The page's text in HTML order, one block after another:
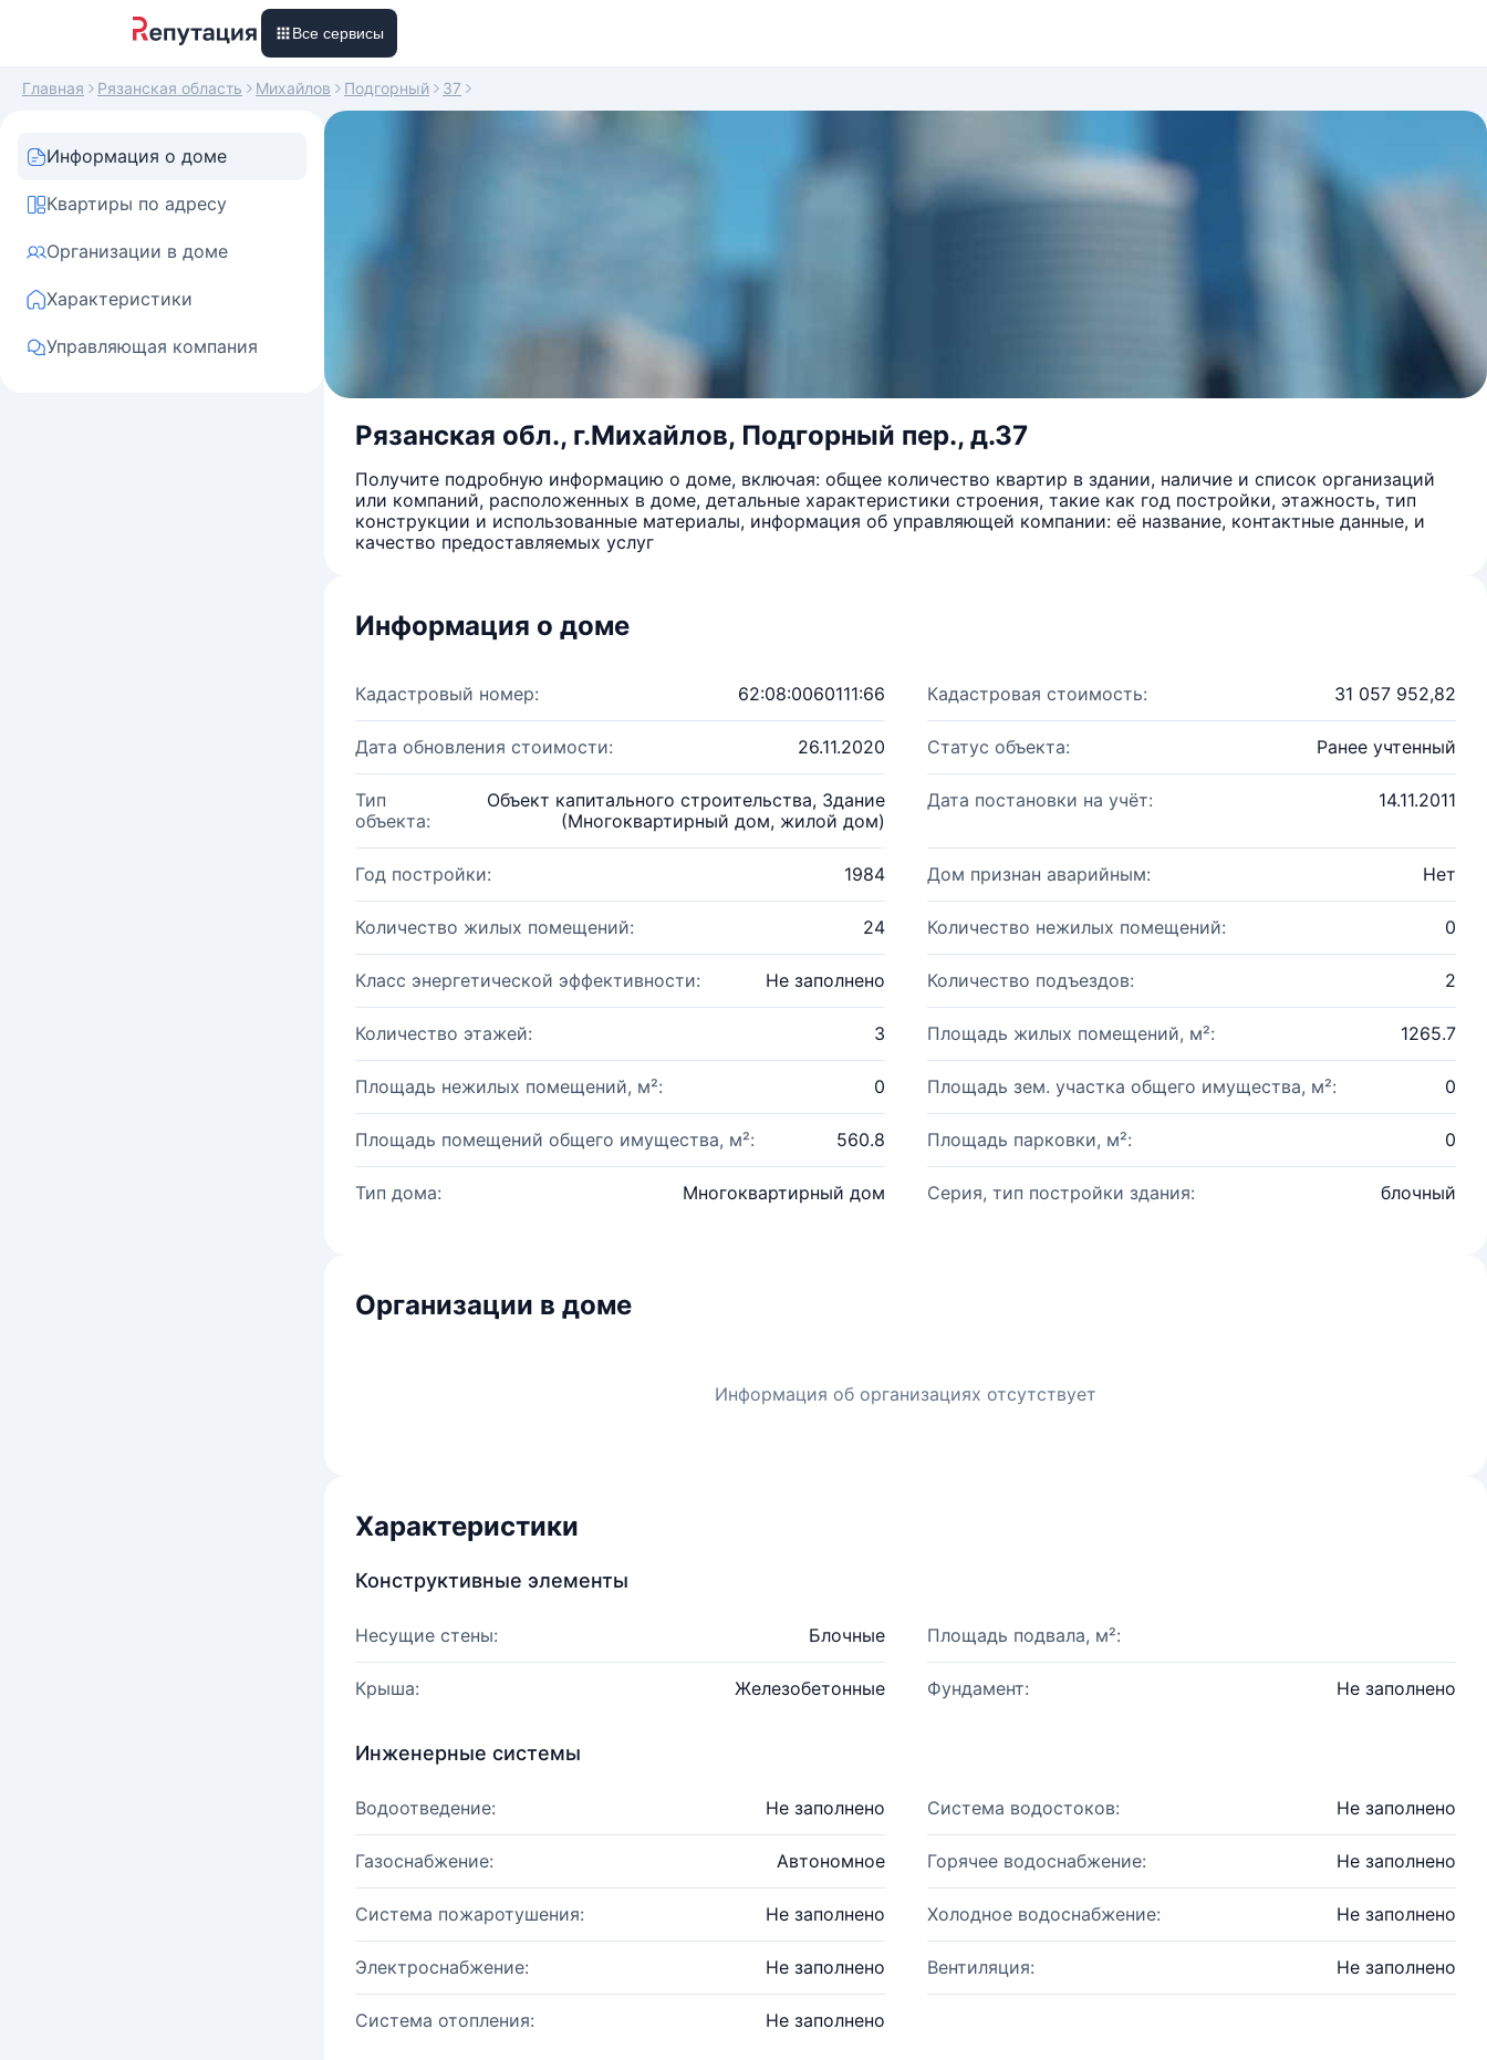
Все сервисы
Главная Рязанская область Михайлов Подгорный 37
Информация о доме
Квартиры по адресу
Организации в доме
Характеристики
Управляющая компания
Рязанская обл., г.Михайлов, Подгорный пер., д.37
Получите подробную информацию о доме, включая: общее количество квартир в здании, наличие и список организаций
или компаний, расположенных в доме, детальные характеристики строения, такие как год постройки, этажность, тип
конструкции и использованные материалы, информация об управляющей компании: её название, контактные данные, и
качество предоставляемых услуг
Информация о доме
Кадастровый номер: 62:08:0060111:66 Кадастровая стоимость: 31 057 952,82
Дата обновления стоимости: 26.11.2020 Статус объекта: Ранее учтенный
Тип
объекта:
Объект капитального строительства, Здание
(Многоквартирный дом, жилой дом)
Дата постановки на учёт: 14.11.2011
Год постройки: 1984 Дом признан аварийным: Нет
Количество жилых помещений: 24 Количество нежилых помещений: 0
Класс энергетической эффективности: Не заполнено Количество подъездов: 2
Количество этажей: 3 Площадь жилых помещений, м²: 1265.7
Площадь нежилых помещений, м²: 0 Площадь зем. участка общего имущества, м²: 0
Площадь помещений общего имущества, м²: 560.8 Площадь парковки, м²: 0
Тип дома: Многоквартирный дом Серия, тип постройки здания: блочный
Организации в доме
Информация об организациях отсутствует
Характеристики
Конструктивные элементы
Несущие стены: Блочные Площадь подвала, м²:
Крыша: Железобетонные Фундамент: Не заполнено
Инженерные системы
Водоотведение: Не заполнено Система водостоков: Не заполнено
Газоснабжение: Автономное Горячее водоснабжение: Не заполнено
Система пожаротушения: Не заполнено Холодное водоснабжение: Не заполнено
Электроснабжение: Не заполнено Вентиляция: Не заполнено
Система отопления: Не заполнено